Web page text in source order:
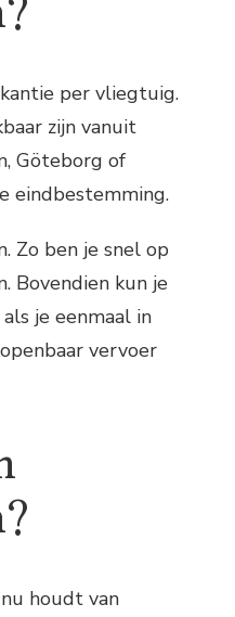
per vliegtuig.
zijn vanuit
Göteborg of
eindbestemming.
Zo ben je snel op
Bovendien kun je
je eenmaal in
vervoer
houdt van